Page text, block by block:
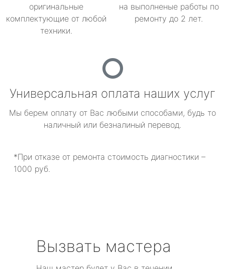
оригинальные
комплектующие от любой
техники.
на выполненые работы по
ремонту до 2 лет.
Универсальная оплата наших услуг
Мы берем оплату от Вас любыми способами, будь то
наличный или безналиный перевод.
*При отказе от ремонта стоимость диагностики –
1000 руб.
Вызвать мастера